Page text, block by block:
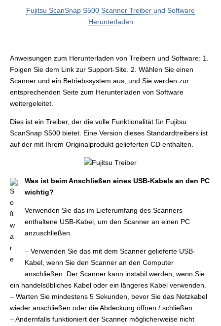
Fujitsu ScanSnap S500 Scanner Treiber und Software
Herunterladen
Anweisungen zum Herunterladen von Treibern und Software: 1.
Folgen Sie dem Link zur Support-Site. 2. Wählen Sie einen
Scanner und ein Betriebssystem aus, und Sie werden zur
entsprechenden Seite zum Herunterladen von Software
weitergeleitet.
Dies ist ein Treiber, der die volle Funktionalität für Fujitsu
ScanSnap S500 bietet. Eine Version dieses Standardtreibers ist
auf der mit Ihrem Originalprodukt gelieferten CD enthalten.
Was ist beim Anschließen eines USB-Kabels an den PC
wichtig?
Verwenden Sie das im Lieferumfang des Scanners
enthaltene USB-Kabel, um den Scanner an einen PC
anzuschließen.
– Verwenden Sie das mit dem Scanner gelieferte USB-
Kabel, wenn Sie den Scanner an den Computer
anschließen. Der Scanner kann instabil werden, wenn Sie
ein handelsübliches Kabel oder ein längeres Kabel verwenden.
– Warten Sie mindestens 5 Sekunden, bevor Sie das Netzkabel
wieder anschließen oder die Abdeckung öffnen / schließen.
– Andernfalls funktioniert der Scanner möglicherweise nicht